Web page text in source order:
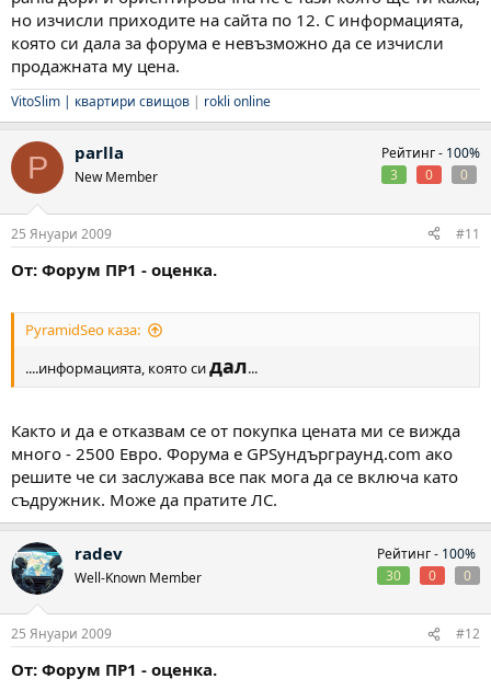
но изчисли приходите на сайта по 12. С информацията,
която си дала за форума е невъзможно да се изчисли
продажната му цена.
VitoSlim | квартири свищов | rokli online
P parlla
New Member
Рейтинг - 100%
3
0 0
25 Януари 2009 #11
От: Форум ПР1 - оценка.
PyramidSeo каза:
....информацията, която сидал...
Както и да е отказвам се от покупка цената ми се вижда
много - 2500 Евро. Форума е GPSундърграунд.com ако
решите че си заслужава все пак мога да се включа като
съдружник. Може да пратите ЛС.
radev
Well-Known Member
Рейтинг - 100%
30
0 0
25 Януари 2009 #12
От: Форум ПР1 - оценка.